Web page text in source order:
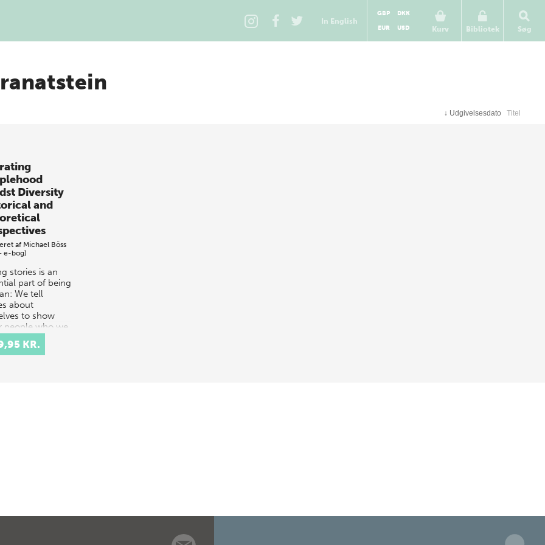
In English
Kurv
GBP
DKK
EUR
USD Bibliotek Søg
↓ Udgivelsesdato Titel
Diversity
and
af Michael Böss
e-bog)
stories is an
part of being
We tell
about
to show
people who we
Nations
KR.